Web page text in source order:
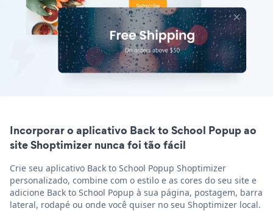
Incorporar o aplicativo Back to School Popup ao
site Shoptimizer nunca foi tão fácil
Crie seu aplicativo Back to School Popup Shoptimizer
personalizado, combine com o estilo e as cores do seu site e
adicione Back to School Popup à sua página, postagem, barra
lateral, rodapé ou onde você quiser no seu Shoptimizer local.